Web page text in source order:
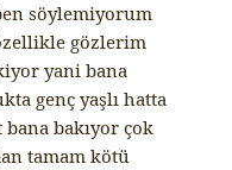
söylemiyorum
gözlerim
yani bana
genç yaşlı hatta
bakıyor çok
tamam kötü